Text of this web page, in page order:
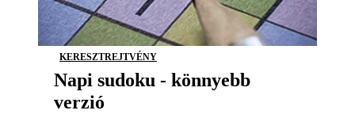
KERESZTREJTVÉNY
Napi sudoku - könnyebb
verzió